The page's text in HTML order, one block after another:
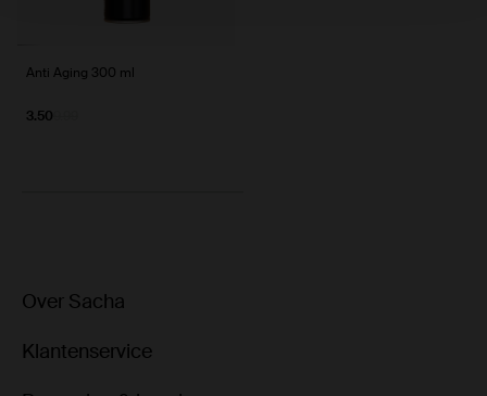
Anti Aging 300 ml
3.50
Over Sacha
Klantenservice